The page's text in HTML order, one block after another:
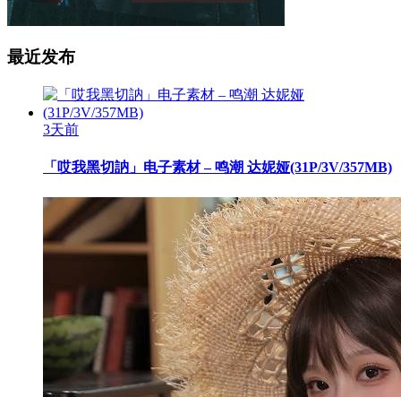
最近发布
3天前
「哎我黑切訥」电子素材 – 鸣潮 达妮娅(31P/3V/357MB)